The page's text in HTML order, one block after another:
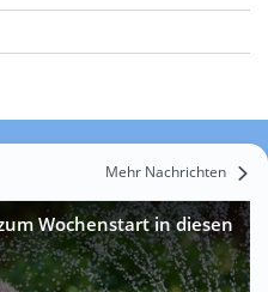
Mehr Nachrichten
Wochenstart in diesen